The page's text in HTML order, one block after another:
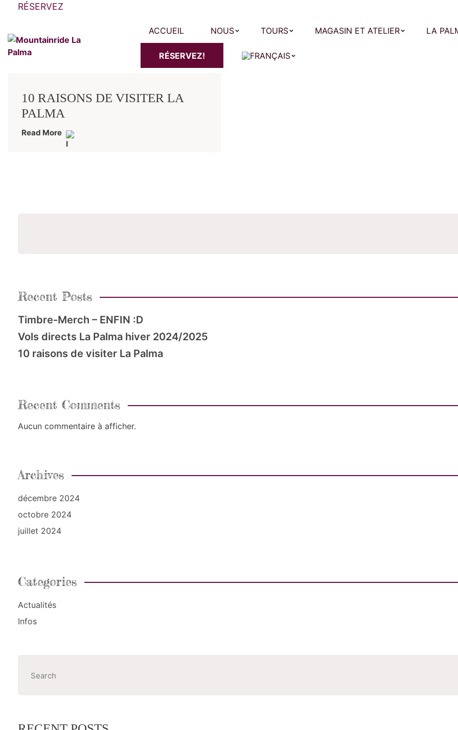
RÉSERVEZ
ACCUEIL NOUS TOURS MAGASIN ET ATELIER LA
RÉSERVEZ!
10 RAISONS DE VISITER LA
PALMA
Read More
Recent Posts
Timbre-Merch – ENFIN :D
Vols directs La Palma hiver 2024/2025
10 raisons de visiter La Palma
Recent Comments
Aucun commentaire à afficher.
Archives
décembre 2024
octobre 2024
juillet 2024
Categories
Actualités
Infos